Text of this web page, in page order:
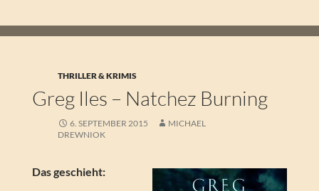
THRILLER & KRIMIS
Greg Iles – Natchez Burning
6. SEPTEMBER 2015
MICHAEL
DREWNIOK
Das geschieht: